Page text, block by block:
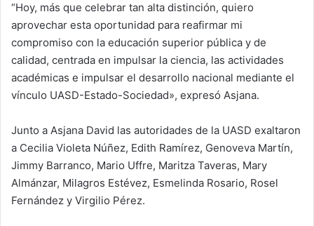
“Hoy, más que celebrar tan alta distinción, quiero
aprovechar esta oportunidad para reafirmar mi
compromiso con la educación superior pública y de
calidad, centrada en impulsar la ciencia, las actividades
académicas e impulsar el desarrollo nacional mediante el
vínculo UASD-Estado-Sociedad», expresó Asjana.
Junto a Asjana David las autoridades de la UASD exaltaron
a Cecilia Violeta Núñez, Edith Ramírez, Genoveva Martín,
Jimmy Barranco, Mario Uffre, Maritza Taveras, Mary
Almánzar, Milagros Estévez, Esmelinda Rosario, Rosel
Fernández y Virgilio Pérez.